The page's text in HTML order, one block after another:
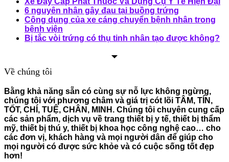
6 nguyên nhân gây đau tại buồng trứng
Công dụng của xe cáng chuyển bệnh nhân trong
bệnh viện
Bị tắc vòi trứng có thụ tinh nhân tạo được không?
Về chúng tôi
Bằng khả năng sẵn có cùng sự nỗ lực không ngừng,
chúng tôi với phương châm và giá trị cót lõi TÂM, TÍN,
TỐT, CHÍ, TUỆ, CHÂN, MINH. Chúng tôi chuyên cung cấp
các sản phẩm, dịch vụ về trang thiết bị y tế, thiết bị thẩm
mỹ, thiết bị thú y, thiết bị khoa học công nghệ cao… cho
các đơn vị, khách hàng và mọi người dân để giúp cho
mọi người có được sức khỏe và có cuộc sống tốt đẹp
hơn!